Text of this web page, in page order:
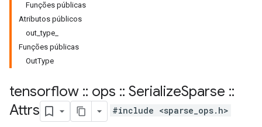
Funções públicas
Atributos públicos
out_type_
Funções públicas
OutType
tensorflow :: ops :: SerializeSparse ::
Attrs
#include <sparse_ops.h>